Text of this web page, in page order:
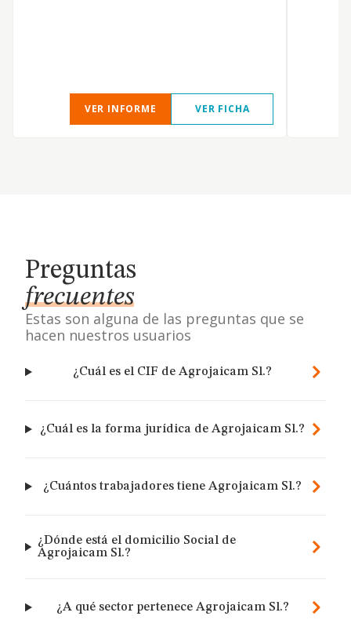
VER INFORME VER FICHA
Preguntas
frecuentes
Estas son alguna de las preguntas que se
hacen nuestros usuarios
¿Cuál es el CIF de Agrojaicam Sl.?
¿Cuál es la forma jurídica de Agrojaicam Sl.?
¿Cuántos trabajadores tiene Agrojaicam Sl.?
¿Dónde está el domicilio Social de
Agrojaicam Sl.?
¿A qué sector pertenece Agrojaicam Sl.?